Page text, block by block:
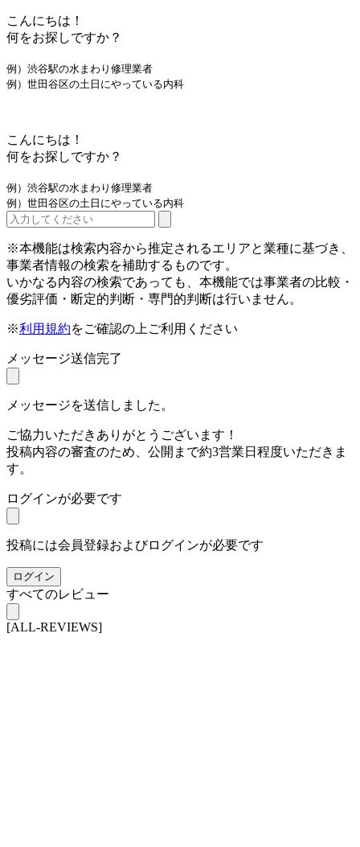
こんにちは！
何をお探しですか？
例）渋谷駅の水まわり修理業者
例）世田谷区の土日にやっている内科
こんにちは！
何をお探しですか？
例）渋谷駅の水まわり修理業者
例）世田谷区の土日にやっている内科
※本機能は検索内容から推定されるエリアと業種に基づき、
事業者情報の検索を補助するものです。
いかなる内容の検索であっても、本機能では事業者の比較・
優劣評価・断定的判断・専門的判断は行いません。
※利用規約をご確認の上ご利用ください
メッセージ送信完了
メッセージを送信しました。
ご協力いただきありがとうございます！
投稿内容の審査のため、公開まで約3営業日程度いただきま
す。
ログインが必要です
投稿には会員登録およびログインが必要です
ログイン
すべてのレビュー
[ALL-REVIEWS]